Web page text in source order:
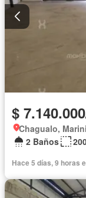
$
Chagualo,
2 Baños
Hace 5 días, 9 horas